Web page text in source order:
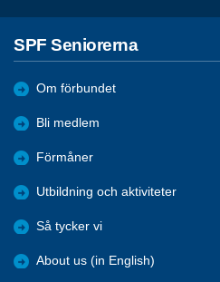
SPF Seniorerna
Om förbundet
Bli medlem
Förmåner
Utbildning och aktiviteter
Så tycker vi
About us (in English)